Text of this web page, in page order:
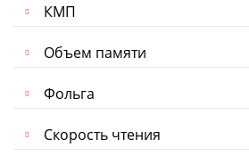
КМП
Объем памяти
Фольга
Скорость чтения